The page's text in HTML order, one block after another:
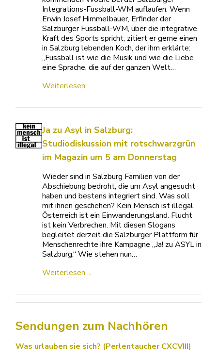
Integrations-Fussball-WM auflaufen. Wenn
Erwin Josef Himmelbauer, Erfinder der
Salzburger Fussball-WM, über die integrative
Kraft des Sports spricht, zitiert er gerne einen
in Salzburg lebenden Koch, der ihm erklärte:
„Fussball ist wie die Musik und wie die Liebe
eine Sprache, die auf der ganzen Welt…
Weiterlesen ...
Ja zu Asyl in Salzburg:
Studiodiskussion mit rotschwarzgrün
im Magazin um 5 am Donnerstag
Wieder sind in Salzburg Familien von der
Abschiebung bedroht, die um Asyl angesucht
haben und bestens integriert sind. Was soll
mit ihnen geschehen? Kein Mensch ist illegal.
Österreich ist ein Einwanderungsland. Flucht
ist kein Verbrechen. Mit diesen Slogans
begleitet derzeit die Salzburger Plattform für
Menschenrechte ihre Kampagne „Ja! zu ASYL in
Salzburg.“ Wie stehen nun…
Weiterlesen ...
Sendungen zum Nachhören
Was urlauben sie sich? (Perlentaucher CXCVIII)